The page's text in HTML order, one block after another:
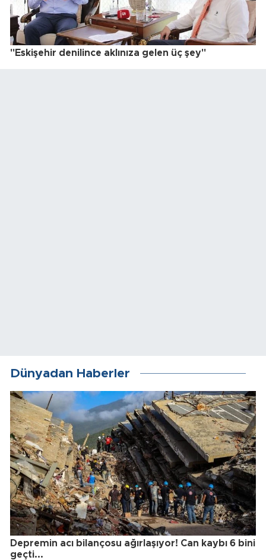
"Eskişehir denilince aklınıza gelen üç şey"
Dünyadan Haberler
Depremin acı bilançosu ağırlaşıyor! Can kaybı 6 bini
geçti...